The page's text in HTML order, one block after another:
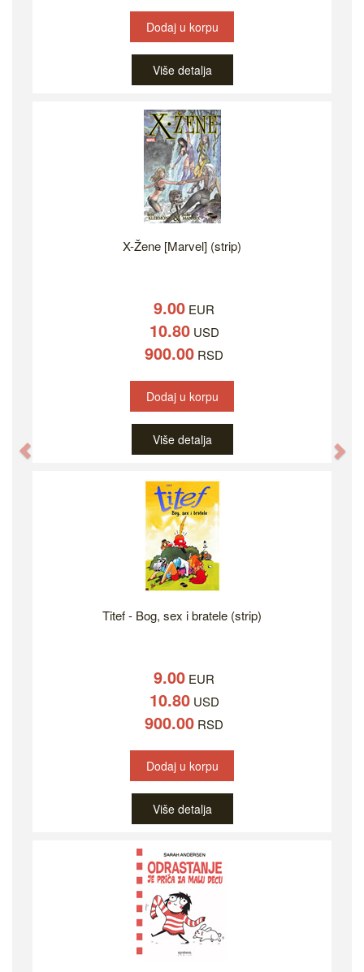
Dodaj u korpu
Više detalja
X-Žene [Marvel] (strip)
9.00 EUR
10.80USD
900.00 RSD
Dodaj u korpu
Više detalja
Titef - Bog, sex i bratele (strip)
9.00 EUR
10.80USD
900.00 RSD
Dodaj u korpu
Više detalja